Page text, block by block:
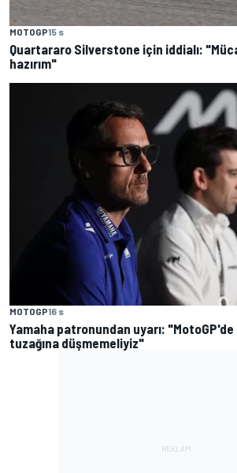
MOTOGP15 s
Quartararo Silverstone için iddialı:
hazırım"
MOTOGP16 s
Yamaha patronundan uyarı:
tuzağına düşmemeliyiz"